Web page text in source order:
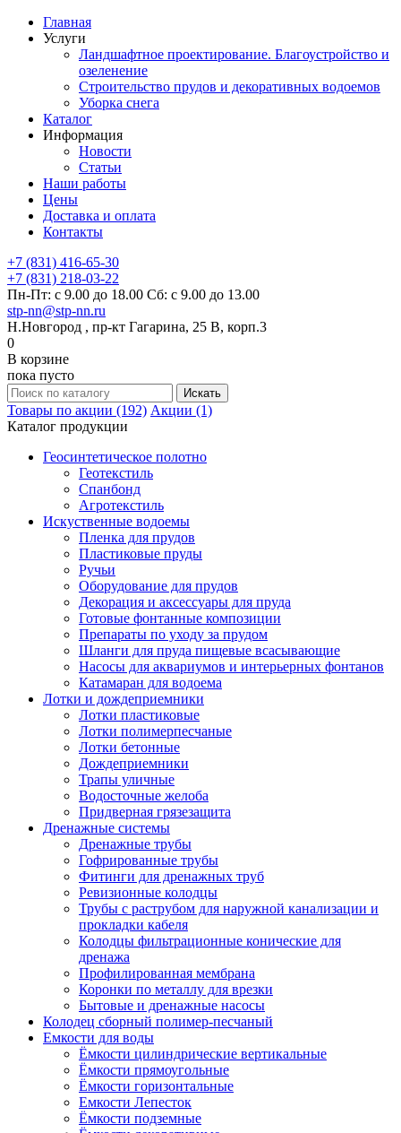
Главная
Услуги
Ландшафтное проектирование. Благоустройство и
озеленение
Строительство прудов и декоративных водоемов
Уборка снега
Каталог
Информация
Новости
Статьи
Наши работы
Цены
Доставка и оплата
Контакты
+7 (831) 416-65-30
+7 (831) 218-03-22
Пн-Пт: с 9.00 до 18.00 Сб: с 9.00 до 13.00
stp-nn@stp-nn.ru
Н.Новгород , пр-кт Гагарина, 25 В, корп.3
0
В корзине
пока пусто
Товары по акции (192) Акции (1)
Каталог продукции
Геосинтетическое полотно
Геотекстиль
Спанбонд
Агротекстиль
Искуственные водоемы
Пленка для прудов
Пластиковые пруды
Ручьи
Оборудование для прудов
Декорация и аксессуары для пруда
Готовые фонтанные композиции
Препараты по уходу за прудом
Шланги для пруда пищевые всасывающие
Насосы для аквариумов и интерьерных фонтанов
Катамаран для водоема
Лотки и дождеприемники
Лотки пластиковые
Лотки полимерпесчаные
Лотки бетонные
Дождеприемники
Трапы уличные
Водосточные желоба
Придверная грязезащита
Дренажные системы
Дренажные трубы
Гофрированные трубы
Фитинги для дренажных труб
Ревизионные колодцы
Трубы с раструбом для наружной канализации и
прокладки кабеля
Колодцы фильтрационные конические для
дренажа
Профилированная мембрана
Коронки по металлу для врезки
Бытовые и дренажные насосы
Колодец сборный полимер-песчаный
Емкости для воды
Ёмкости цилиндрические вертикальные
Ёмкости прямоугольные
Ёмкости горизонтальные
Емкости Лепесток
Ёмкости подземные